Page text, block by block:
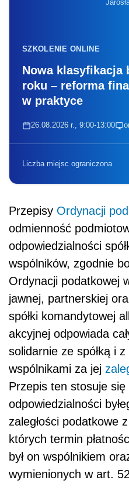
SZKOLENIE ONLINE
Nowa klasyfikacja
roku – reforma
w praktyce
26.08.2026 r., 9:00-13:00
Liczba miejsc ograniczona
Przepisy Ordynacji
odmienność
odpowiedzialności
wspólników, zgodnie
Ordynacji podatkowej
jawnej, partnerskiej
spółki komandytowej
akcyjnej odpowiada
solidarnie ze spółką i z
wspólnikami za jej
Przepis ten stosuje
odpowiedzialności
zaległości podatkowe
których termin
był on wspólnikiem
wymienionych w art.